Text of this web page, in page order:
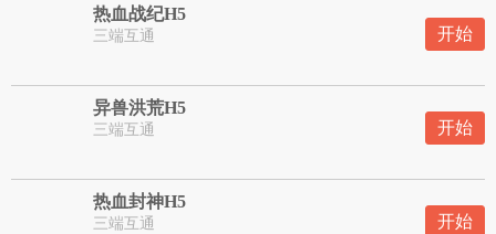
热血战纪H5
三端互通 开始
异兽洪荒H5
三端互通 开始
热血封神H5
三端互通 开始